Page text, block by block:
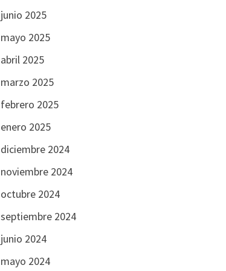
junio 2025
mayo 2025
abril 2025
marzo 2025
febrero 2025
enero 2025
diciembre 2024
noviembre 2024
octubre 2024
septiembre 2024
junio 2024
mayo 2024